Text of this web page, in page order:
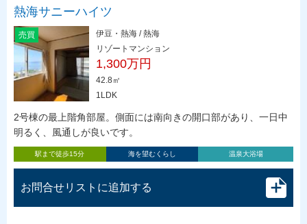
熱海サニーハイツ
売買
伊豆・熱海 / 熱海
リゾートマンション
1,300万円
42.8㎡
1LDK
2号棟の最上階角部屋。側面には南向きの開口部があり、一日中
明るく、風通しが良いです。
駅まで徒歩15分 海を望むくらし 温泉大浴場
お問合せリストに追加する